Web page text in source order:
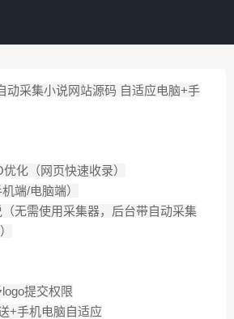
动采集小说网站源码 自适应电脑+手
化（网页快速收录）
端/电脑端）
无需使用采集器，后台带自动采集
提交权限
+手机电脑自适应